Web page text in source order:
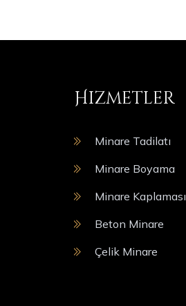
Hizmetler
Minare Tadilatı
Minare Boyama
Minare Kaplaması
Beton Minare
Çelik Minare